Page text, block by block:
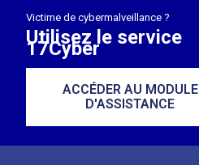
Victime de cybermalveillance ?
Utilisez le service
17Cyber
ACCÉDER AU MODULE
D'ASSISTANCE